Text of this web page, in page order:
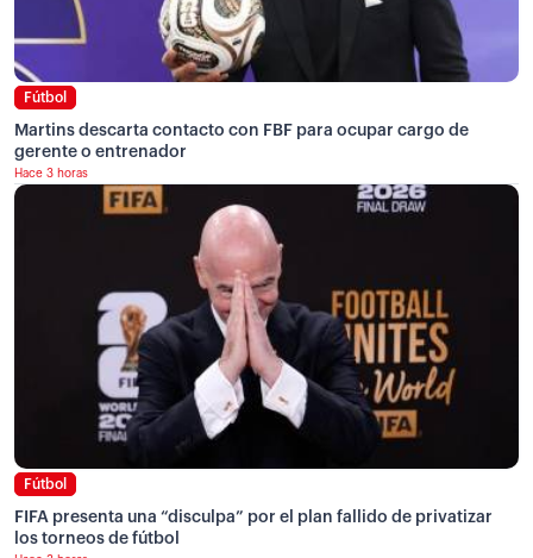
Fútbol
Martins descarta contacto con FBF para ocupar cargo de
gerente o entrenador
Hace 3 horas
Fútbol
FIFA presenta una “disculpa” por el plan fallido de privatizar
los torneos de fútbol